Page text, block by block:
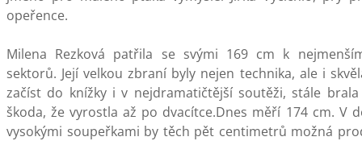
opeřence.
Milena Rezková patřila se svými 169 cm k
sektorů. Její velkou zbraní byly nejen technika, ale i
začíst do knížky i v nejdramatičtější soutěži, stále
škoda, že vyrostla až po dvacítce.Dnes měří 174 cm. V
vysokými soupeřkami by těch pět centimetrů možná